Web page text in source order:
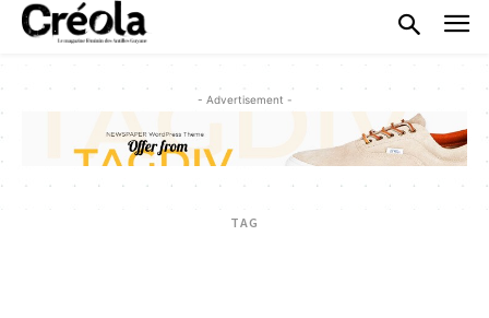
- Advertisement -
TAG